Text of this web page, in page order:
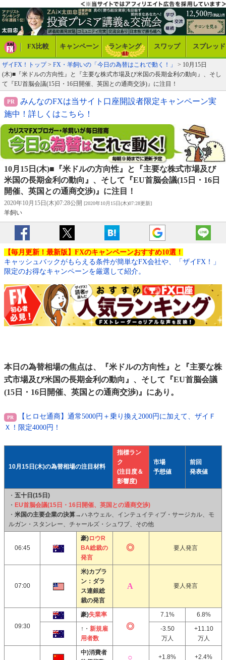
FX比較 キャンペーン ランキング スワップ スプレッド
ザイFX！トップ> FX・羊飼いの「今日の為替はこれで動く！」
> 10月15日
(木)■『米ドルの方向性』と『主要な株式市場及び米国の長期金利の動向』、そし
て『EU首脳会議(15日・16日開催、英国との通商交渉)』に注目！
みんなのFXは当サイト口座開設者限定キャンペーン実
施中！詳しくはこちら！
10月15日(木)■『米ドルの方向性』と『主要な株式市場及び
米国の長期金利の動向』、そして『EU首脳会議(15日・16日
開催、英国との通商交渉)』に注目！
2020年10月15日(木)07:28公開 [2020年10月15日(木)07:28更新]
羊飼い
【毎月更新！最新版】FXのキャンペーンおすすめ10選！
キャッシュバックがもらえる条件が簡単なFX会社や、「ザイFX！」
限定のお得なキャンペーンを厳選して紹介。
本日の為替相場の焦点は、『米ドルの方向性』と『主要な株
式市場及び米国の長期金利の動向』、そして『EU首脳会議
(15日・16日開催、英国との通商交渉)』にあり。
【ヒロセ通商】通常5000円＋乗り換え2000円に加えて、ザイＦ
Ｘ！限定4000円！
10月15日(木)の為替相場の注目材料
指標ラン
ク
(注目度＆
影響度)
市場
予想値
前回
発表値
・ 五十日(15日)
・ EU首脳会議(15日・16日開催、英国との通商交渉)
・ 米国の主要企業の決算→ハネウェル、インテュイティブ・サージカル、モ
ルガン・スタンレー、チャールズ・シュワブ、その他
06:45
豪)ロウR
BA総裁の
発言
要人発言
07:00
米)カプラ
ン：ダラ
ス連銀総
裁の発言
要人発言
09:30
豪)失業率 7.1%
6.8%
↑・ 新規雇
用者数
-3.50
万人
+11.10
万人
中)消費者
+1.8% +2.4%